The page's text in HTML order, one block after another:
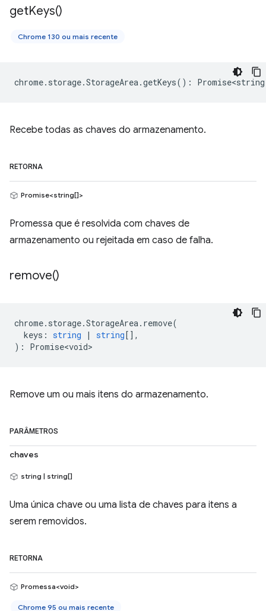
getKeys()
Chrome 130 ou mais recente
chrome. storage.StorageArea.getKeys() : Promise<string
Recebe todas as chaves do armazenamento.
RETORNA
Promise<string[]>
Promessa que é resolvida com chaves de
armazenamento ou rejeitada em caso de falha.
remove()
chrome. storage.StorageArea. remove(
keys : string | string[],
) : Promise<void>
Remove um ou mais itens do armazenamento.
PARÂMETROS
chaves
string | string[]
Uma única chave ou uma lista de chaves para itens a
serem removidos.
RETORNA
Promessa<void>
Chrome 95 ou mais recente